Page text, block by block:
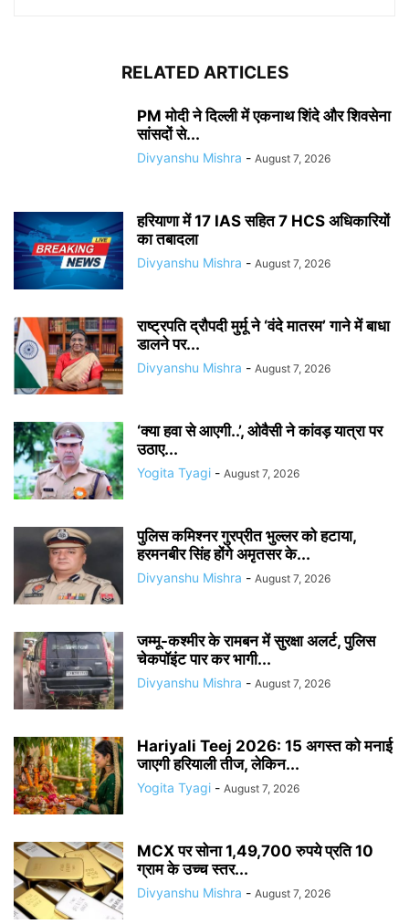
RELATED ARTICLES
PM मोदी ने दिल्ली में एकनाथ शिंदे और शिवसेना
सांसदों से...
Divyanshu Mishra - August 7, 2026
हरियाणा में 17 IAS सहित 7 HCS अधिकारियों
का तबादला
Divyanshu Mishra - August 7, 2026
राष्ट्रपति द्रौपदी मुर्मू ने ‘वंदे मातरम’ गाने में बाधा
डालने पर...
Divyanshu Mishra - August 7, 2026
‘क्या हवा से आएगी..’, ओवैसी ने कांवड़ यात्रा पर
उठाए...
Yogita Tyagi - August 7, 2026
पुलिस कमिश्नर गुरप्रीत भुल्लर को हटाया,
हरमनबीर सिंह होंगे अमृतसर के...
Divyanshu Mishra - August 7, 2026
जम्मू-कश्मीर के रामबन में सुरक्षा अलर्ट, पुलिस
चेकपॉइंट पार कर भागी...
Divyanshu Mishra - August 7, 2026
Hariyali Teej 2026: 15 अगस्त को मनाई
जाएगी हरियाली तीज, लेकिन...
Yogita Tyagi - August 7, 2026
MCX पर सोना 1,49,700 रुपये प्रति 10
ग्राम के उच्च स्तर...
Divyanshu Mishra - August 7, 2026